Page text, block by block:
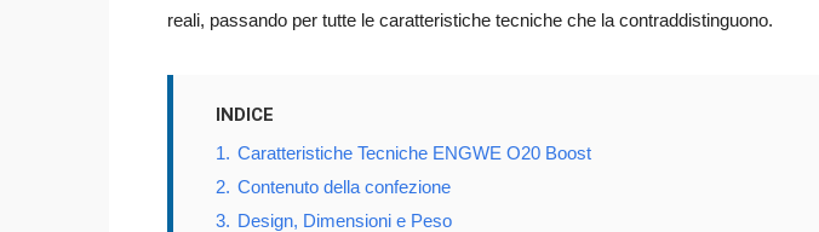
reali, passando per tutte le caratteristiche tecniche che la contraddistinguono.
INDICE
1. Caratteristiche Tecniche ENGWE O20 Boost
2. Contenuto della confezione
3. Design, Dimensioni e Peso